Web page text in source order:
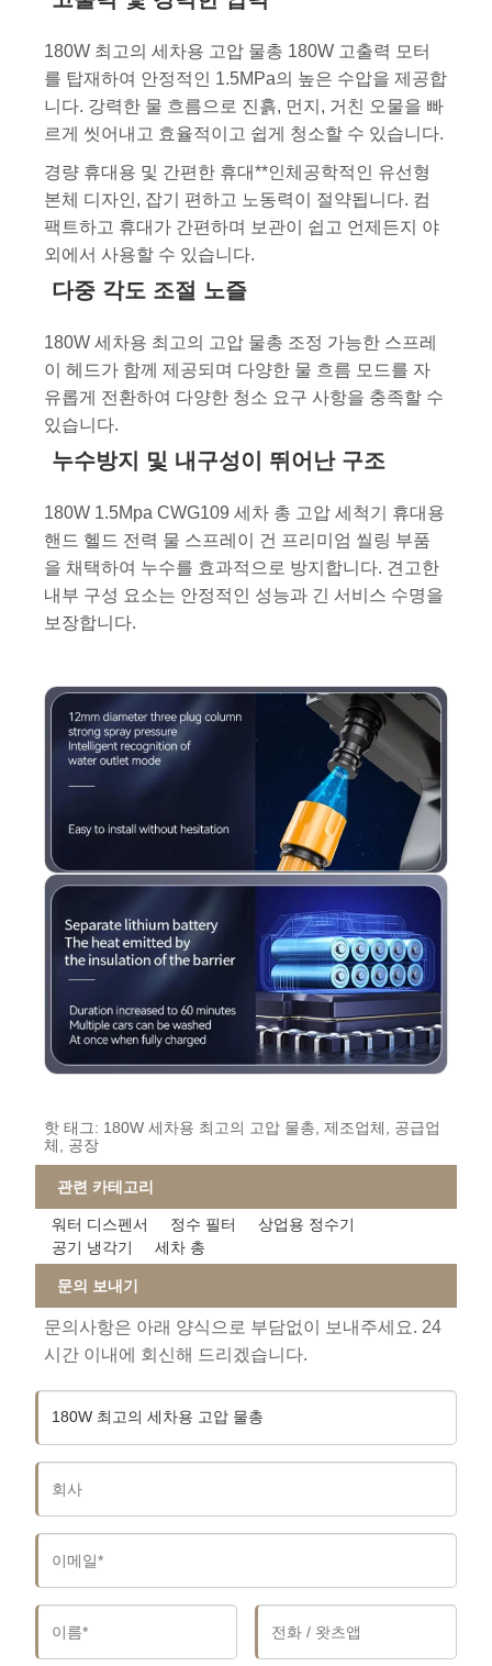
180W 최고의 세차용 고압 물총 180W 고출력 모터
를 탑재하여 안정적인 1.5MPa의 높은 수압을 제공합
니다. 강력한 물 흐름으로 진흙, 먼지, 거친 오물을 빠
르게 씻어내고 효율적이고 쉽게 청소할 수 있습니다.
경량 휴대용 및 간편한 휴대**인체공학적인 유선형
본체 디자인, 잡기 편하고 노동력이 절약됩니다. 컴
팩트하고 휴대가 간편하며 보관이 쉽고 언제든지 야
외에서 사용할 수 있습니다.
다중 각도 조절 노즐
180W 세차용 최고의 고압 물총 조정 가능한 스프레
이 헤드가 함께 제공되며 다양한 물 흐름 모드를 자
유롭게 전환하여 다양한 청소 요구 사항을 충족할 수
있습니다.
누수방지 및 내구성이 뛰어난 구조
180W 1.5Mpa CWG109 세차 총 고압 세척기 휴대용
핸드 헬드 전력 물 스프레이 건 프리미엄 씰링 부품
을 채택하여 누수를 효과적으로 방지합니다. 견고한
내부 구성 요소는 안정적인 성능과 긴 서비스 수명을
보장합니다.
핫 태그: 180W 세차용 최고의 고압 물총, 제조업체, 공급업
체, 공장
관련 카테고리
워터 디스펜서 정수 필터
상업용 정수기
공기 냉각기
세차 총
문의 보내기
문의사항은 아래 양식으로 부담없이 보내주세요. 24
시간 이내에 회신해 드리겠습니다.